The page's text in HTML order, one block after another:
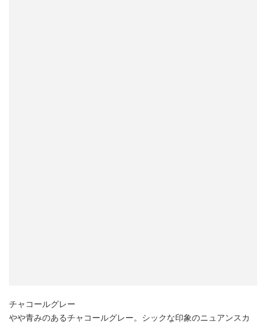
チャコールグレー
やや青みのあるチャコールグレー。シックな印象のニュアンスカ